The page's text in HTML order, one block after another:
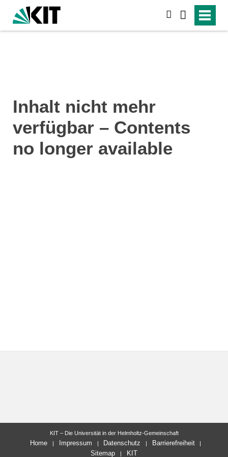
Inhalt nicht mehr
verfügbar – Contents
no longer available
KIT – Die Universität in der Helmholtz-Gemeinschaft
Home Impressum Datenschutz
Barrierefreiheit
Sitemap
KIT